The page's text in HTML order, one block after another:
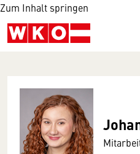
Zum Inhalt springen